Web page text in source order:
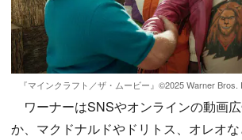
『マインクラフト／ザ・ムービー』©2025 Warner Bros.
ワーナーはSNSやオンラインの動画
か、マクドナルドやドリトス、オレオ